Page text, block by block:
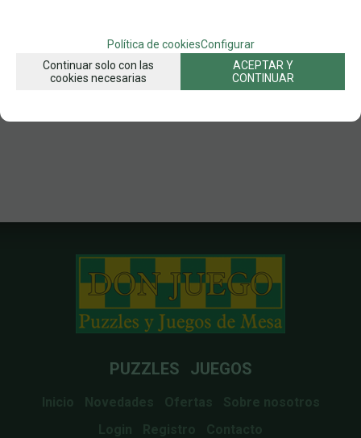
SOLICITAR MÁS INFO RECOMENDAR
PUZZLES JUEGOS
Inicio Novedades Ofertas
Sobre nosotros
Login
Registro Contacto
Política de cookiesConfigurar
Continuar solo con las
cookies necesarias
ACEPTAR Y
CONTINUAR